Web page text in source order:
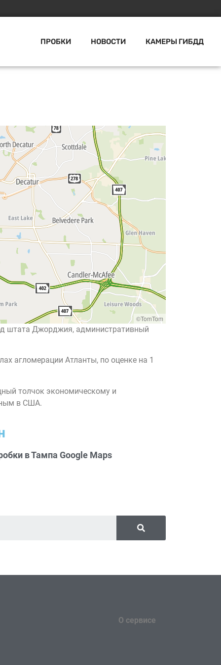
ПРОБКИ НОВОСТИ КАМЕРЫ ГИБДД
©TomTom
штата Джорджия, административный
агломерации Атланты, по оценке на 1
толчок экономическому и
в США.
в Тампа Google Maps
О сервисе